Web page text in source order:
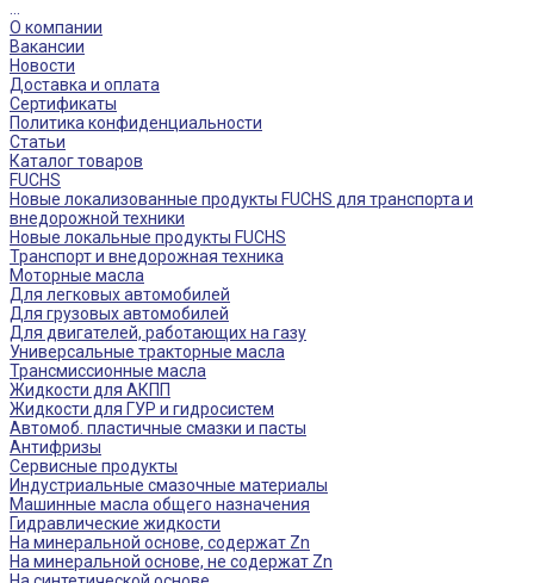
О компании
Вакансии
Новости
Доставка и оплата
Сертификаты
Политика конфиденциальности
Статьи
Каталог товаров
FUCHS
Новые локализованные продукты FUCHS для транспорта и
внедорожной техники
Новые локальные продукты FUCHS
Транспорт и внедорожная техника
Моторные масла
Для легковых автомобилей
Для грузовых автомобилей
Для двигателей, работающих на газу
Универсальные тракторные масла
Трансмиссионные масла
Жидкости для АКПП
Жидкости для ГУР и гидросистем
Автомоб. пластичные смазки и пасты
Антифризы
Сервисные продукты
Индустриальные смазочные материалы
Машинные масла общего назначения
Гидравлические жидкости
На минеральной основе, содержат Zn
На минеральной основе, не содержат Zn